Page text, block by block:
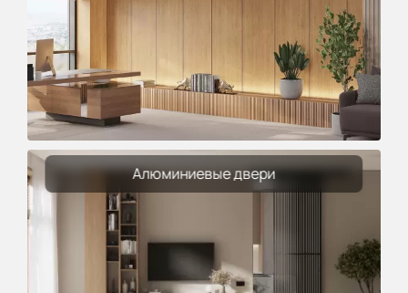
Алюминиевые двери